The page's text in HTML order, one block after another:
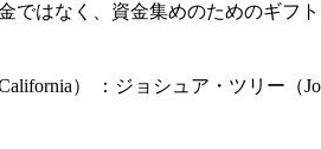
ではなく、資金集めのためのギフ
） ：ジョシュア・ツリー（